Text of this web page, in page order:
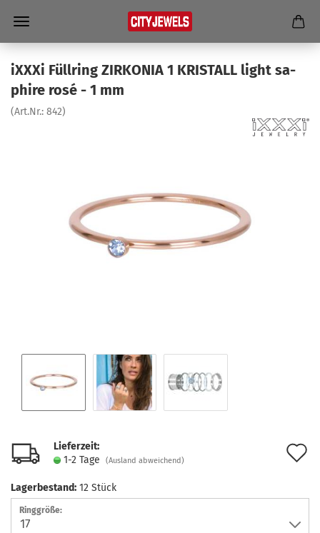
iXXXi Füll­ring ZIR­KO­NIA 1 KRIS­TALL light sa­
phi­re rosé - 1 mm
(Art.Nr.: 842)
Lieferzeit:
1-2 Tage
(Ausland abweichend)
Lagerbestand: 12 Stück
Ringgröße: